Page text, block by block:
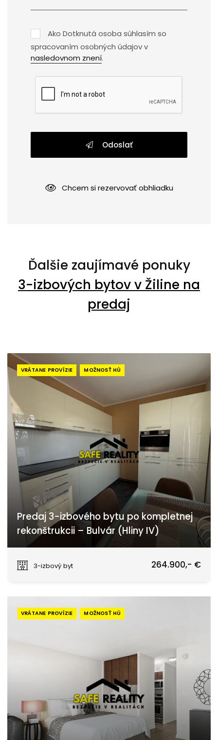
Ako Dotknutá osoba súhlasím so
spracovaním osobných údajov v
nasledovnom znení.
Odoslať
Chcem si rezervovať obhliadku
Ďalšie zaujímavé ponuky
3-izbových bytov v Žiline na
predaj
VRÁTANE PROVÍZIE MOŽNOSŤ HÚ
Predaj 3-izbového bytu po kompletnej
rekonštrukcii – Bulvár (Hliny IV)
3-izbový byt
264.900,- €
VRÁTANE PROVÍZIE MOŽNOSŤ HÚ